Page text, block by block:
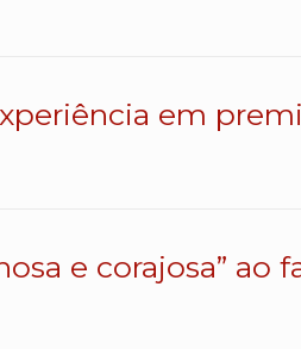
em
e corajosa” ao